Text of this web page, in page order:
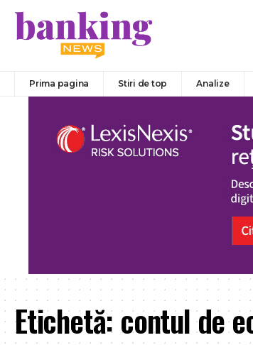
Prima pagina Stiri de top Analize
Etichetă: contul de